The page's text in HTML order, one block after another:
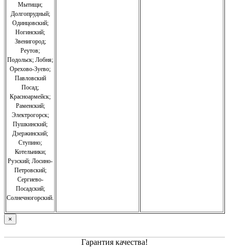
Мытищи;
Долгопрудный;
Одинцовский;
Ногинский;
Звенигород;
Реутов;
Подольск; Лобня;
Орехово-Зуево;
Павловский
Посад;
Красноармейск;
Раменский;
Электрогорск;
Пушкинский;
Дзержинский;
Ступино;
Котельники;
Рузский; Лосино-
Петровский;
Сергиево-
Посадский;
Солнечногорский.
×
Гарантия качества!